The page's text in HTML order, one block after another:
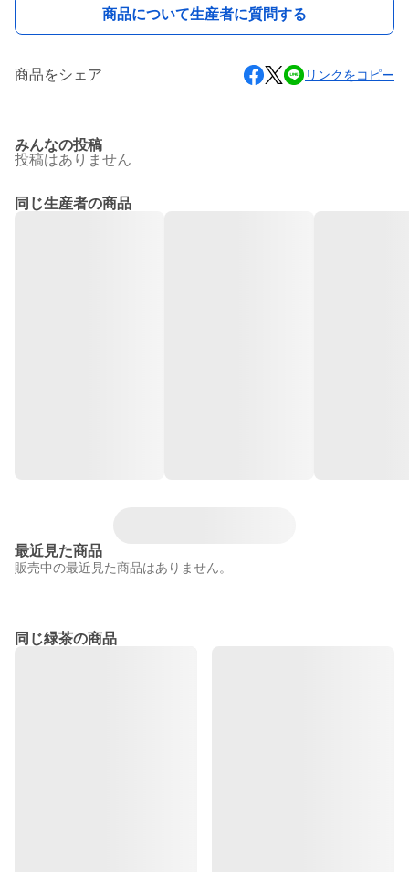
商品について生産者に質問する
商品をシェア リンクをコピー
みんなの投稿
投稿はありません
同じ生産者の商品
最近見た商品
販売中の最近見た商品はありません。
同じ緑茶の商品